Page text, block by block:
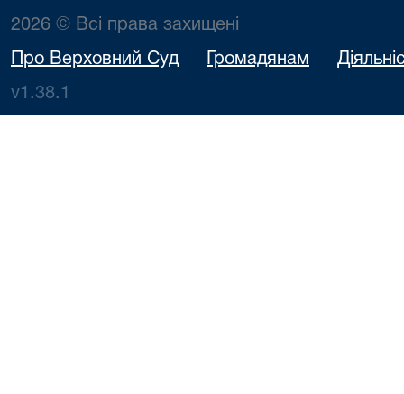
2026 © Всі права захищені
Про Верховний Суд Громадянам
v1.38.1